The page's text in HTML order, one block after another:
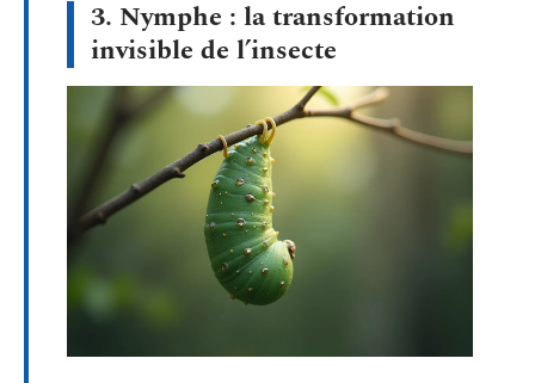
3. Nymphe : la transformation
invisible de l’insecte